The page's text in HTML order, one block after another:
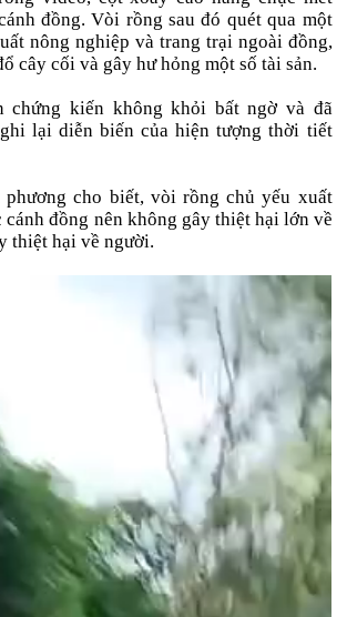
đồng. Vòi rồng sau đó quét qua một
nông nghiệp và trang trại ngoài đồng,
cây cối và gây hư hỏng một số tài sản.
chứng kiến không khỏi bất ngờ và đã
lại diễn biến của hiện tượng thời tiết
phương cho biết, vòi rồng chủ yếu xuất
đồng nên không gây thiệt hại lớn về
thiệt hại về người.